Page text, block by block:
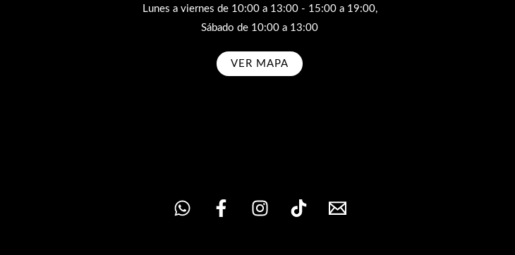
Lunes a viernes de 10:00 a 13:00 - 15:00 a 19:00,
Sábado de 10:00 a 13:00
VER MAPA